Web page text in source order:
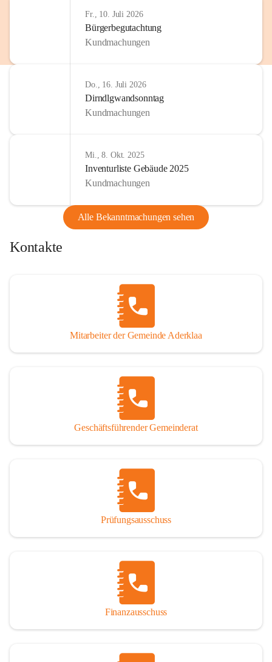
Fr., 10. Juli 2026
Bürgerbegutachtung
Kundmachungen
Do., 16. Juli 2026
Dirndlgwandsonntag
Kundmachungen
Mi., 8. Okt. 2025
Inventurliste Gebäude 2025
Kundmachungen
Alle Bekanntmachungen sehen
Kontakte
Mitarbeiter der Gemeinde Aderklaa
Geschäftsführender Gemeinderat
Prüfungsausschuss
Finanzausschuss